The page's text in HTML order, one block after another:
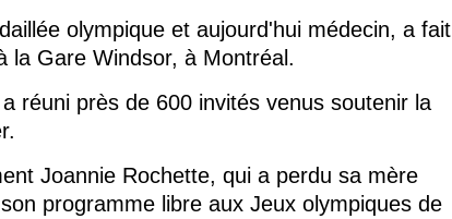
olympique et aujourd'hui médecin, a fait
la Gare Windsor, à Montréal.
réuni près de 600 invités venus soutenir la
Joannie Rochette, qui a perdu sa mère
programme libre aux Jeux olympiques de